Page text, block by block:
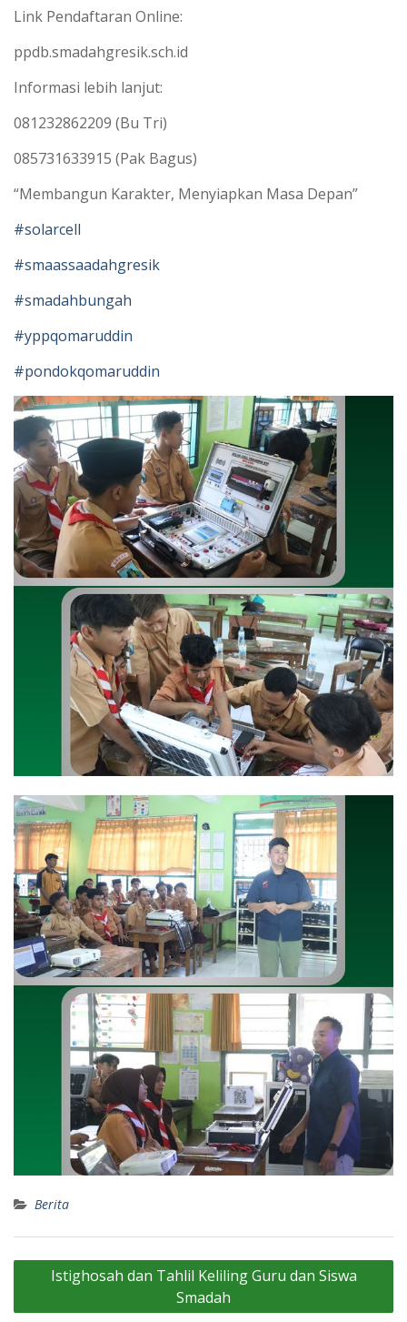
Link Pendaftaran Online:
ppdb.smadahgresik.sch.id
Informasi lebih lanjut:
081232862209 (Bu Tri)
085731633915 (Pak Bagus)
“Membangun Karakter, Menyiapkan Masa Depan”
#solarcell
#smaassaadahgresik
#smadahbungah
#yppqomaruddin
#pondokqomaruddin
Berita
Navigasi
Istighosah dan Tahlil Keliling Guru dan Siswa
Smadah